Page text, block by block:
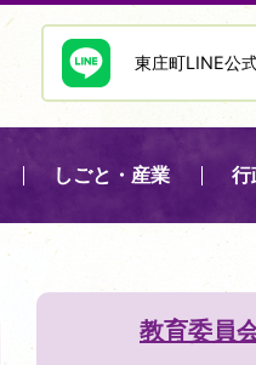
東庄町LINE公
しごと・産業 行
教育委員